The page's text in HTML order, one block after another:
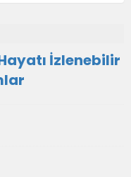
İzlenebilir